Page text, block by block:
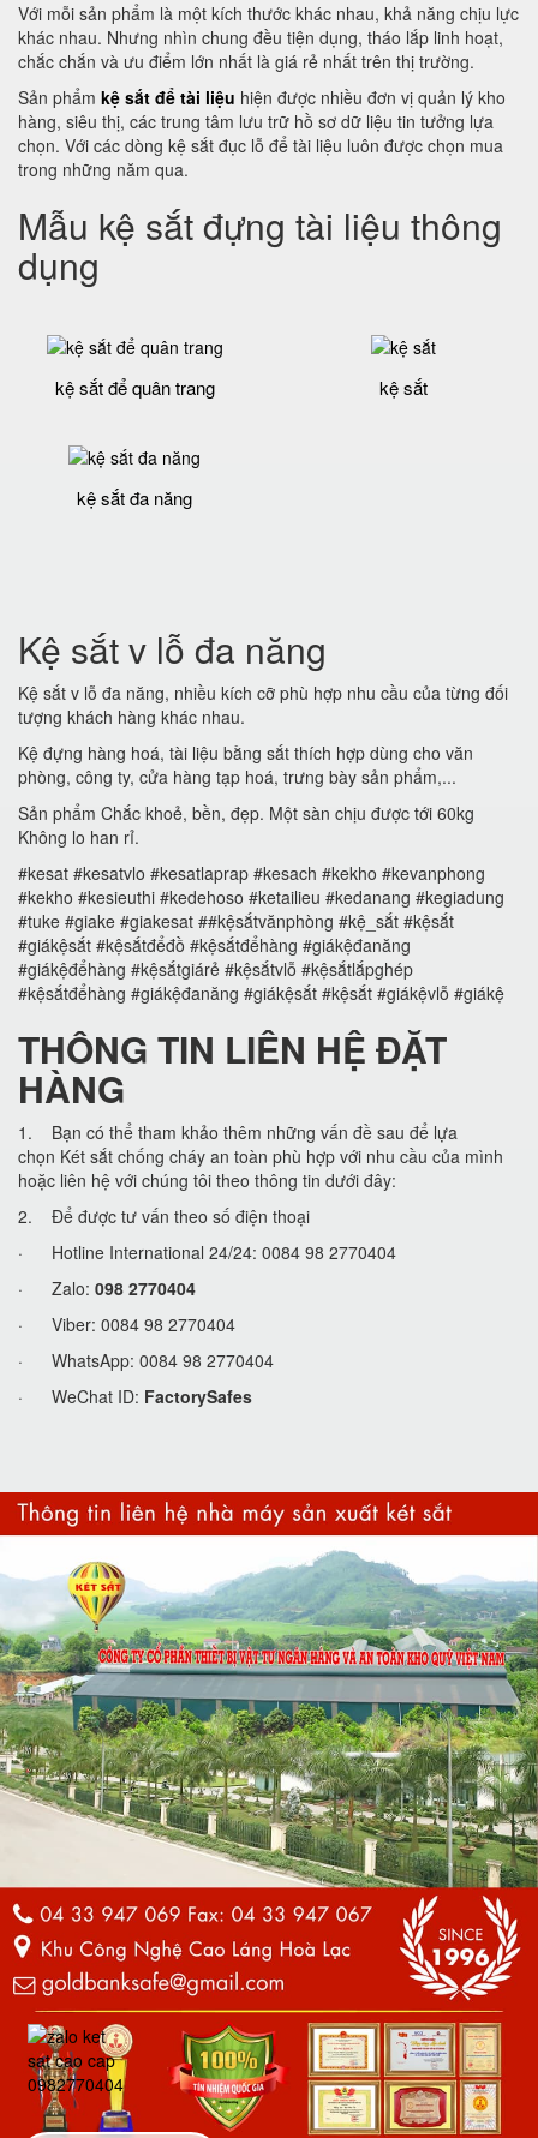
Với mỗi sản phẩm là một kích thước khác nhau, khả năng chịu lực
khác nhau. Nhưng nhìn chung đều tiện dụng, tháo lắp linh hoạt,
chắc chắn và ưu điểm lớn nhất là giá rẻ nhất trên thị trường.
Sản phẩm kệ sắt để tài liệu hiện được nhiều đơn vị quản lý kho
hàng, siêu thị, các trung tâm lưu trữ hồ sơ dữ liệu tin tưởng lựa
chọn. Với các dòng kệ sắt đục lỗ để tài liệu luôn được chọn mua
trong những năm qua.
Mẫu kệ sắt đựng tài liệu thông
dụng
kệ sắt để quân trang kệ sắt
kệ sắt đa năng
Kệ sắt v lỗ đa năng
Kệ sắt v lỗ đa năng, nhiều kích cỡ phù hợp nhu cầu của từng đối
tượng khách hàng khác nhau.
Kệ đựng hàng hoá, tài liệu bằng sắt thích hợp dùng cho văn
phòng, công ty, cửa hàng tạp hoá, trưng bày sản phẩm,...
Sản phẩm Chắc khoẻ, bền, đẹp. Một sàn chịu được tới 60kg
Không lo han rỉ.
#kesat #kesatvlo #kesatlaprap #kesach #kekho #kevanphong
#kekho #kesieuthi #kedehoso #ketailieu #kedanang #kegiadung
#tuke #giake #giakesat ##kệsắtvănphòng #kệ_sắt #kệsắt
#giákệsắt #kệsắtđểđồ #kệsắtđểhàng #giákệđanăng
#giákệđểhàng #kệsắtgiárẻ #kệsắtvlỗ #kệsắtlắpghép
#kệsắtđểhàng #giákệđanăng #giákệsắt #kệsắt #giákệvlỗ #giákệ
THÔNG TIN LIÊN HỆ ĐẶT
HÀNG
1. Bạn có thể tham khảo thêm những vấn đề sau để lựa
chọn Két sắt chống cháy an toàn phù hợp với nhu cầu của mình
hoặc liên hệ với chúng tôi theo thông tin dưới đây:
2. Để được tư vấn theo số điện thoại
· Hotline International 24/24: 0084 98 2770404
· Zalo: 098 2770404
· Viber: 0084 98 2770404
· WhatsApp: 0084 98 2770404
· WeChat ID: FactorySafes